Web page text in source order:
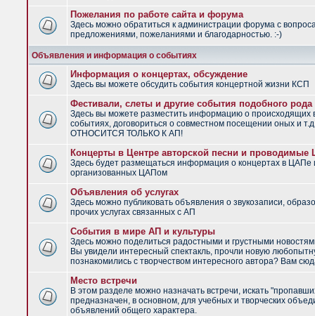
Пожелания по работе сайта и форума
Здесь можно обратиться к администрации форума с
предложениями, пожеланиями и благодарностью. :-)
Объявления и информация о событиях
Информация о концертах, обсуждение
Здесь вы можете обсудить события концертной жизни КСП
Фестивали, слеты и другие события подобного рода
Здесь вы можете разместить информацию о
событиях, договориться о совместном посещении оных и
ОТНОСИТСЯ ТОЛЬКО К АП!
Концерты в Центре авторской песни и
Здесь будет размещаться информация о концертах в ЦАПе
организованных ЦАПом
Объявления об услугах
Здесь можно публиковать объявления о звукозаписи,
прочих услугах связанных с АП
События в мире АП и культуры
Здесь можно поделиться радостными и грустными
Вы увидели интересный спектакль, прочли новую
познакомились с творчеством интересного автора? Вам
Место встречи
В этом разделе можно назначать встречи, искать
предназначен, в основном, для учебных и творческих
объявлений общего характера.